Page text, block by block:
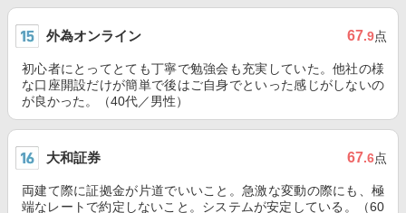
外為オンライン 67.9点
初心者にとってとても丁寧で勉強会も充実していた。他社の様
な口座開設だけが簡単で後はご自身でといった感じがしないの
が良かった。（40代／男性）
大和証券 67.6点
両建て際に証拠金が片道でいいこと。急激な変動の際にも、極
端なレートで約定しないこと。システムが安定している。（60